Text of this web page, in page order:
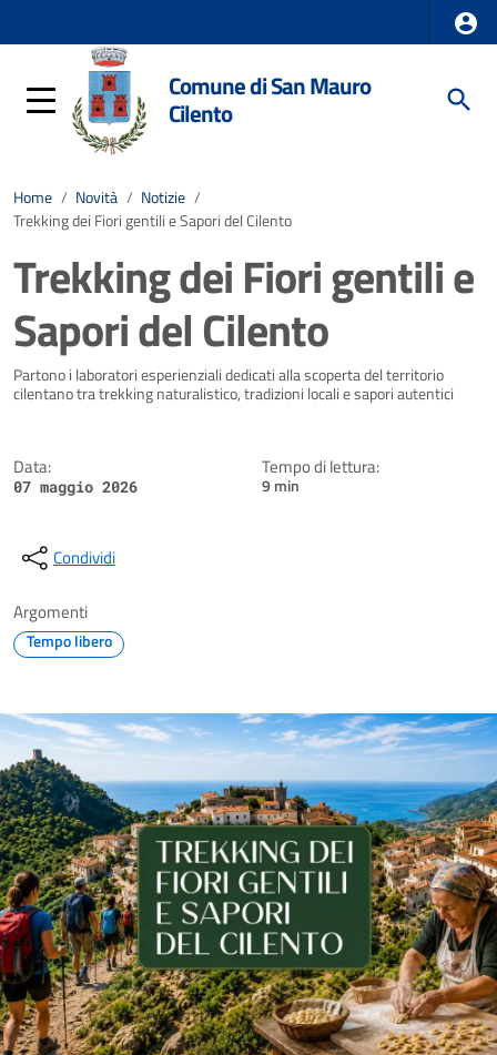
Comune di San Mauro
Cilento
Home / Novità / Notizie /
Trekking dei Fiori gentili e Sapori del Cilento
Trekking dei Fiori gentili e
Sapori del Cilento
Dettagli della notizia
Partono i laboratori esperienziali dedicati alla scoperta del territorio
cilentano tra trekking naturalistico, tradizioni locali e sapori autentici
Data:
07 maggio 2026
Tempo di lettura:
9 min
Condividi
Argomenti
Tempo libero